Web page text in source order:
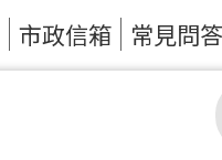
市政信箱 常見問答